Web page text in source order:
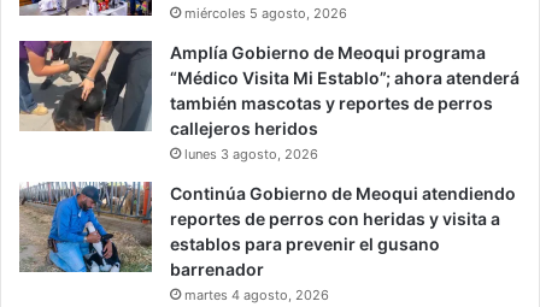
miércoles 5 agosto, 2026
Amplía Gobierno de Meoqui programa
“Médico Visita Mi Establo”; ahora atenderá
también mascotas y reportes de perros
callejeros heridos
lunes 3 agosto, 2026
Continúa Gobierno de Meoqui atendiendo
reportes de perros con heridas y visita a
establos para prevenir el gusano
barrenador
martes 4 agosto, 2026